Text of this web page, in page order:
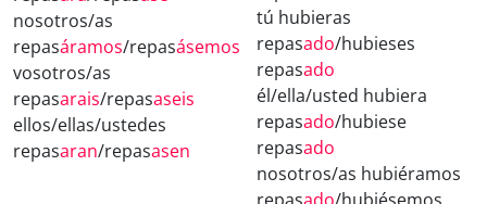
nosotros/as
repasáramos/repasásemos
vosotros/as
repasarais/repasaseis
ellos/ellas/ustedes
repasaran/repasasen
tú hubieras
repasado/hubieses
repasado
él/ella/usted hubiera
repasado/hubiese
repasado
nosotros/as hubiéramos
repasado/hubiésemos